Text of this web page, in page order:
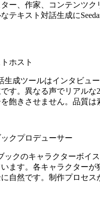
ー、作家、コンテンツク
テキスト対話生成に
ホスト
生成ツールはインタビュ
す。異なる声でリアルな
飽きさせません。品質は
クプロデューサー
ックのキャラクターボイ
ます。各キャラクターが
自然です。制作プロセス